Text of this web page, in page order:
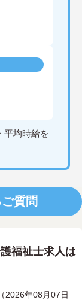
平均時給を
質問
福祉士求人は
2026年08月07日